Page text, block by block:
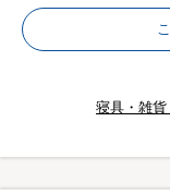
寝具・雑